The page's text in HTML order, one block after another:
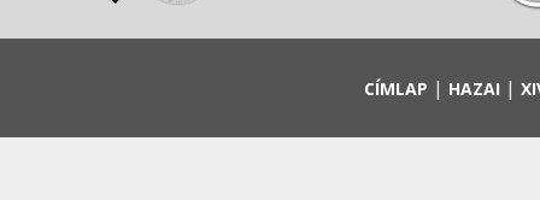
CÍMLAP | HAZAI |